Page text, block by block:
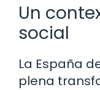
Un
social
La España
plena